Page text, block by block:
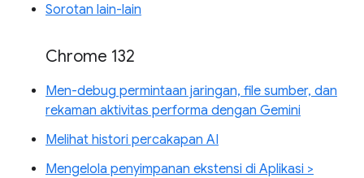
Sorotan lain-lain
Chrome 132
Men-debug permintaan jaringan, file sumber, dan
rekaman aktivitas performa dengan Gemini
Melihat histori percakapan AI
Mengelola penyimpanan ekstensi di Aplikasi >